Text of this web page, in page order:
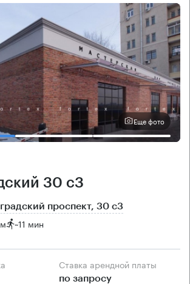
Еще фото
30 с3
проспект, 30 с3
~11 мин
Ставка арендной платы
по запросу